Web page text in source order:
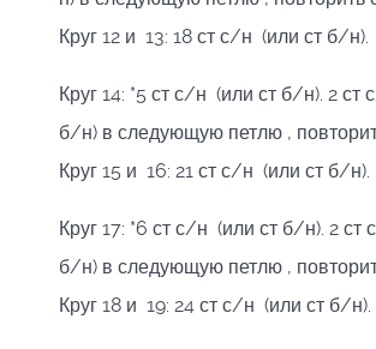
Круг 12 и 13: 18 ст с/н (или ст б/н).
Круг 14: *5 ст с/н (или ст б/н). 2 ст
б/н) в следующую петлю ,
Круг 15 и 16: 21 ст с/н (или ст б/н).
Круг 17: *6 ст с/н (или ст б/н). 2 ст
б/н) в следующую петлю ,
Круг 18 и 19: 24 ст с/н (или ст б/н).